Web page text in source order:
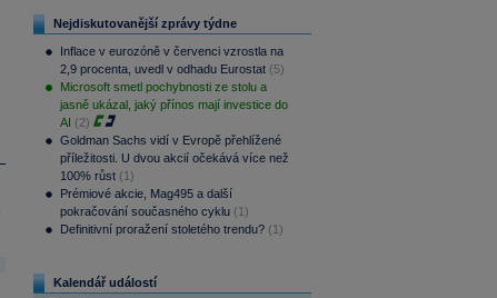
Nejdiskutovanější zprávy týdne
Inflace v eurozóně v červenci vzrostla na
2,9 procenta, uvedl v odhadu Eurostat (5)
Microsoft smetl pochybnosti ze stolu a
jasně ukázal, jaký přínos mají investice do
AI (2)
Goldman Sachs vidí v Evropě přehlížené
příležitosti. U dvou akcií očekává více než
100% růst (1)
Prémiové akcie, Mag495 a další
pokračování současného cyklu (1)
Definitivní proražení stoletého trendu? (1)
Kalendář událostí